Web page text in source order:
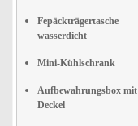
Fepäckträgertasche
wasserdicht
Mini-Kühlschrank
Aufbewahrungsbox mit
Deckel